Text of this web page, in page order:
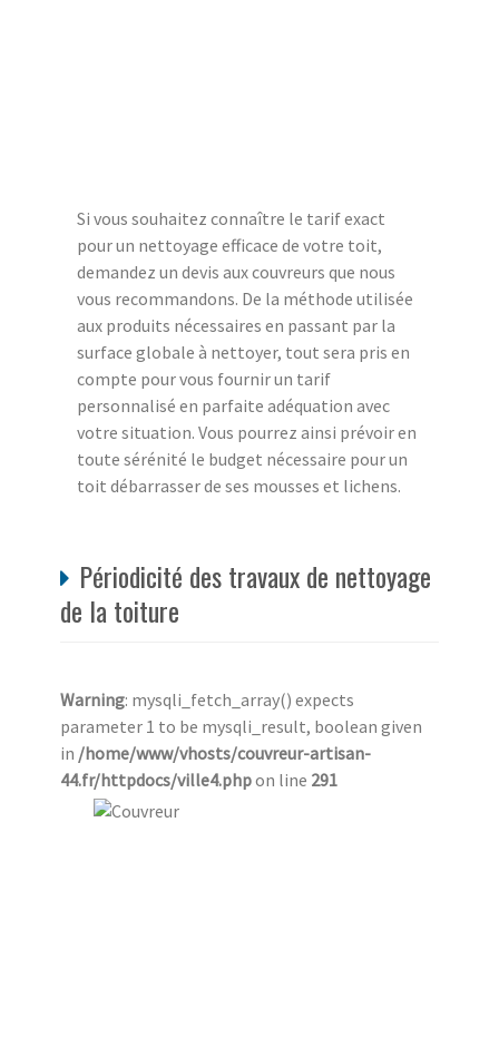
Si vous souhaitez connaître le tarif exact
pour un nettoyage efficace de votre toit,
demandez un devis aux couvreurs que nous
vous recommandons. De la méthode utilisée
aux produits nécessaires en passant par la
surface globale à nettoyer, tout sera pris en
compte pour vous fournir un tarif
personnalisé en parfaite adéquation avec
votre situation. Vous pourrez ainsi prévoir en
toute sérénité le budget nécessaire pour un
toit débarrasser de ses mousses et lichens.
Périodicité des travaux de nettoyage
de la toiture
Warning: mysqli_fetch_array() expects
parameter 1 to be mysqli_result, boolean given
in /home/www/vhosts/couvreur-artisan-
44.fr/httpdocs/ville4.phpon line 291